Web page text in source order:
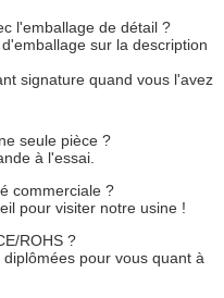
l'emballage de détail ?
sur la description
signature quand vous l'avez
seule pièce ?
à l'essai.
commerciale ?
pour visiter notre usine !
ROHS ?
pour vous quant à